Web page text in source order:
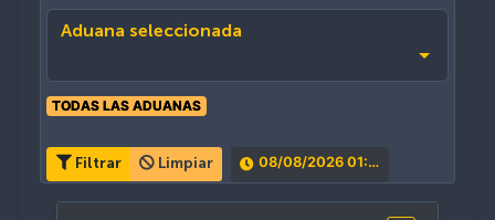
Aduana seleccionada
TODAS LAS ADUANAS
Filtrar Limpiar 08/08/2026 01:29:43